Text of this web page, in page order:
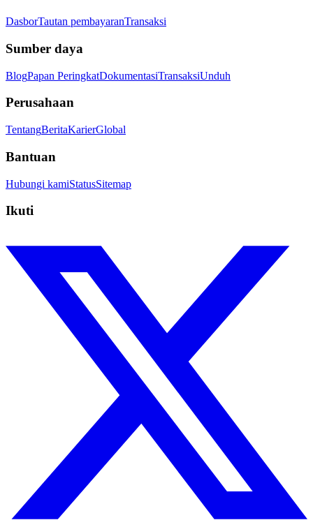
DasborTautan pembayaranTransaksi
Sumber daya
BlogPapan PeringkatDokumentasiTransaksiUnduh
Perusahaan
TentangBeritaKarierGlobal
Bantuan
Hubungi kamiStatusSitemap
Ikuti